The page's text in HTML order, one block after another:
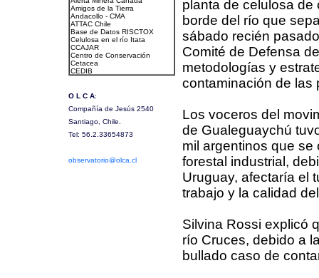
planta de celulosa
borde del río que
sábado recién
Comité de Defensa
metodologías y
contaminación de las
Los voceros del
de Gualeguaychú
mil argentinos que
forestal industrial,
Uruguay, afectaría el
trabajo y la calidad
Silvina Rossi explicó
río Cruces, debido a
bullado caso de